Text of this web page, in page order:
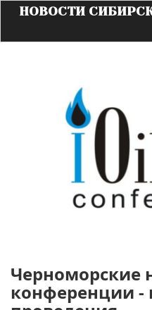
НОВОСТИ
Черноморские
конференции -